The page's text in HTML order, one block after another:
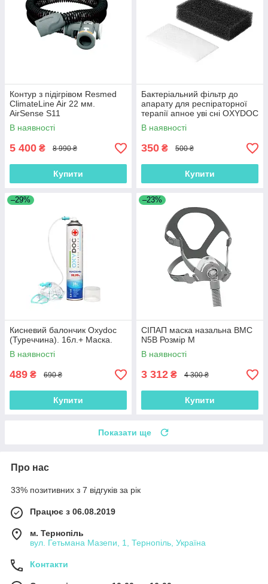
Контур з підігрівом Resmed
ClimateLine Air 22 мм.
AirSense S11
В наявності
5 400 ₴ 8 990 ₴
Купити
Бактеріальний фільтр до
апарату для респіраторної
терапії апное уві сні OXYDOC
(4 шт в наборі)
В наявності
350 ₴ 500 ₴
Купити
–29%
Кисневий балончик Oxydoc
(Туреччина). 16л.+ Маска.
В наявності
489 ₴ 690 ₴
Купити
–23%
СІПАП маска назальна BMC
N5B Розмір M
В наявності
3 312 ₴ 4 300 ₴
Купити
Показати ще
Про нас
33% позитивних з 7 відгуків за рік
Працює з 06.08.2019
м. Тернопіль
вул. Гетьмана Мазепи, 1, Тернопіль, Україна
Контакти